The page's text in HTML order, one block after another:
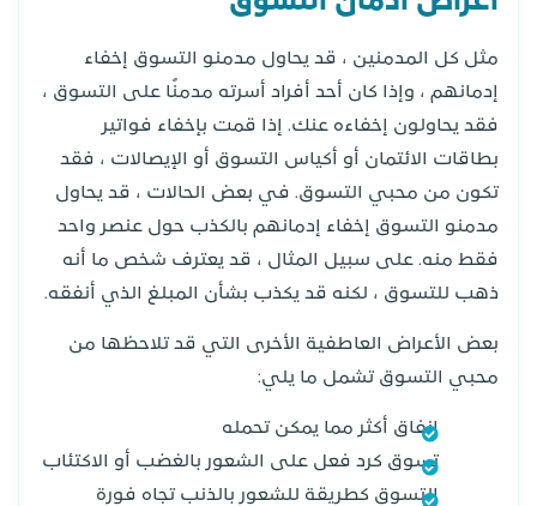
مثل كل المدمنين ، قد يحاول مدمنو التسوق إخفاء
إدمانهم ، وإذا كان أحد أفراد أسرته مدمنًا على التسوق ،
فقد يحاولون إخفاءه عنك. إذا قمت بإخفاء فواتير
بطاقات الائتمان أو أكياس التسوق أو الإيصالات ، فقد
تكون من محبي التسوق. في بعض الحالات ، قد يحاول
مدمنو التسوق إخفاء إدمانهم بالكذب حول عنصر واحد
فقط منه. على سبيل المثال ، قد يعترف شخص ما أنه
ذهب للتسوق ، لكنه قد يكذب بشأن المبلغ الذي أنفقه.
بعض الأعراض العاطفية الأخرى التي قد تلاحظها من
محبي التسوق تشمل ما يلي:
إنفاق أكثر مما يمكن تحمله
تسوق كرد فعل على الشعور بالغضب أو الاكتئاب
التسوق كطريقة للشعور بالذنب تجاه فورة